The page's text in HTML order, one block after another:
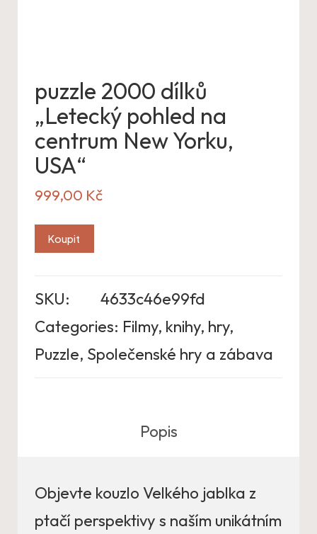
puzzle 2000 dílků
„Letecký pohled na
centrum New Yorku,
USA“
999,00 Kč
Koupit
SKU:
4633c46e99fd
Categories: Filmy, knihy, hry,
Puzzle, Společenské hry a zábava
Popis
Objevte kouzlo Velkého jablka z
ptačí perspektivy s naším unikátním